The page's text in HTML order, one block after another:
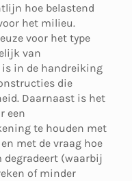
hoe belastend
het milieu.
voor het type
van
is in de handreiking
die
Daarnaast is het
een
te houden met
met de vraag hoe
degradeert (waarbij
of minder